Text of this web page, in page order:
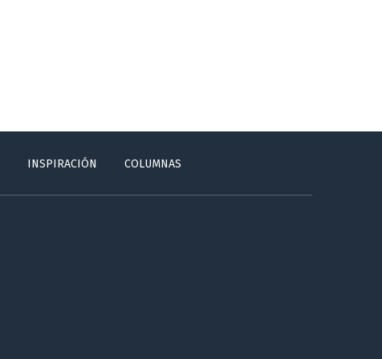
INSPIRACIÓN COLUMNAS